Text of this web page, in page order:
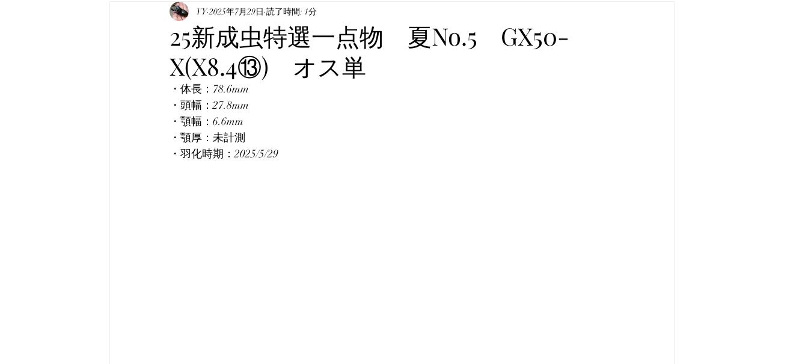
表記について マニュアル・飼育方法
真・みんなのホペイ みんなの自己満足写真
韓国産オオクワガタ
25新成虫特選一点物 夏No.5 GX50-
X(X8.4⑬) オス単
YY 2025年7月29日 読了時間: 1分
・体長：78.6mm
・頭幅：27.8mm
・顎幅：6.6mm
・顎厚：未計測
・羽化時期：2025/5/29